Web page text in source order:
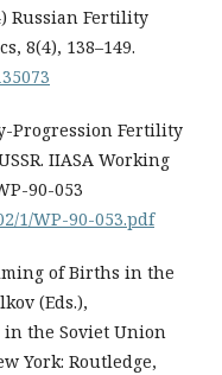
Russian Fertility
8(4), 138–149.
Progression Fertility
IIASA Working
90-053
1/WP-90-053.pdf
of Births in the
(Eds.),
in the Soviet Union
York: Routledge,